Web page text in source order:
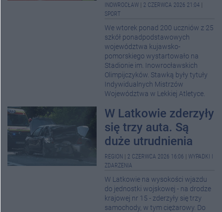
INOWROCŁAW 2 CZERWCA 2026 21:04
SPORT
We wtorek ponad 200 uczniów z 25
szkół ponadpodstawowych
województwa kujawsko-
pomorskiego wystartowało na
Stadionie im. Inowrocławskich
Olimpijczyków. Stawką były tytuły
Indywidualnych Mistrzów
Województwa w Lekkiej Atletyce.
W Latkowie zderzyły
się trzy auta. Są
duże utrudnienia
REGION 2 CZERWCA 2026 16:06
WYPADKI I
ZDARZENIA
W Latkowie na wysokości wjazdu
do jednostki wojskowej - na drodze
krajowej nr 15 - zderzyły się trzy
samochody, w tym ciężarowy. Do